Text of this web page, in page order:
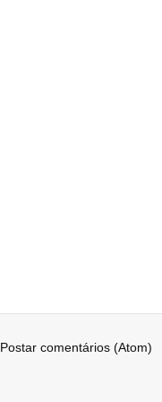
Postar comentários (Atom)